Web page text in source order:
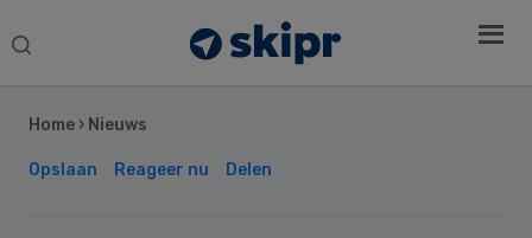
Search
Home › Nieuws
Opslaan Reageer nu Delen
Sidebar